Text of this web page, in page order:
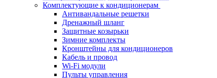
Комплектующие к кондиционерам
Антивандальные решетки
Дренажный шланг
Защитные козырьки
Зимние комплекты
Кронштейны для кондиционеров
Кабель и провод
Wi-Fi модули
Пульты управления